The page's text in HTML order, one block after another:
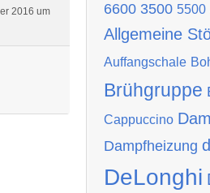
2016 um
6600 3500 5500
Allgemeine
Auffangschale
Brühgruppe
Cappuccino
Dampfheizung
DeLonghi